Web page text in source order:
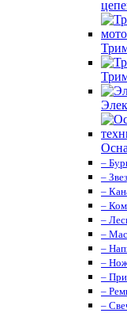
–
–
–
–
–
–
–
–
–
–
–